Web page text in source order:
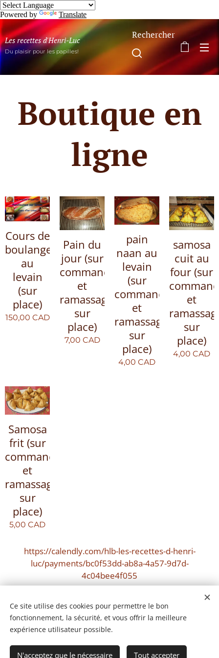
Powered by Translate
Les recettes d'Henri-Luc
Du plaisir pour les papilles!
Rechercher
Boutique en
ligne
Cours de
boulangerie
au
levain
(sur
place)
150,00 CAD
Pain du
jour (sur
commande
et
ramassage
sur
place)
7,00 CAD
pain
naan au
levain
(sur
commande
et
ramassage
sur
place)
4,00 CAD
samosa
cuit au
four (sur
et
sur
place)
4,00 CAD
Samosa
frit (sur
commande
et
ramassage
sur
place)
5,00 CAD
https://calendly.com/hlb-les-recettes-d-henri-
luc/payments/bc0f53dd-ab8a-4a57-9d7d-
4c04bee4f055
Ce site utilise des cookies pour permettre le bon
fonctionnement, la sécurité, et vous offrir la meilleure
expérience utilisateur possible.
N'acceptez que le nécessaire Tout accepter